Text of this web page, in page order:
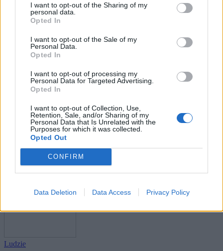
I want to opt-out of the Sharing of my
personal data.
Opted In
I want to opt-out of the Sale of my
Personal Data.
Opted In
I want to opt-out of processing my
Personal Data for Targeted Advertising.
Opted In
I want to opt-out of Collection, Use,
Retention, Sale, and/or Sharing of my
Personal Data that Is Unrelated with the
Purposes for which it was collected.
Opted Out
CONFIRM
Data Deletion Data Access Privacy Policy
Literatura
Słynni pisarze - nazwiska kojarzymy, ale
czy ...
Ludzie
Czy znasz zawody tych sławnych ludzi?
Ludzie